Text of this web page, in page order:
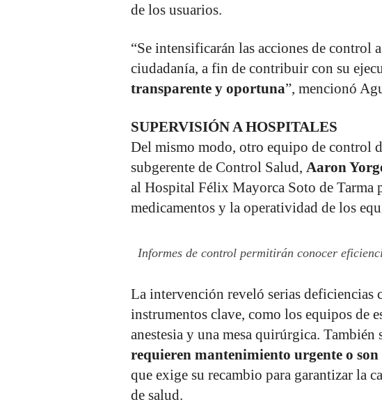
de los usuarios.
“Se intensificarán las acciones de control
ciudadanía, a fin de contribuir con su
transparente y oportuna”, mencionó
SUPERVISIÓN A HOSPITALES
Del mismo modo, otro equipo de control
subgerente de Control Salud, Aaron
al Hospital Félix Mayorca Soto de Tarma
medicamentos y la operatividad de los
Informes de control permitirán conocer
La intervención reveló serias deficiencias
instrumentos clave, como los equipos de
anestesia y una mesa quirúrgica. También
requieren mantenimiento urgente o
que exige su recambio para garantizar la
de salud.